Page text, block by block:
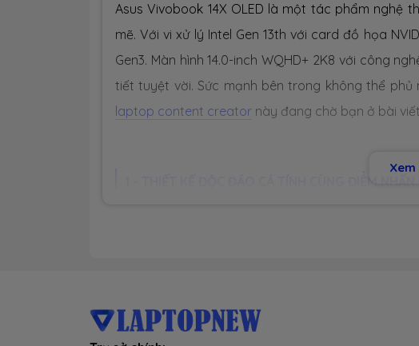
Asus Vivobook 14X OLED là một tác phẩm nghệ
mẽ. Với vi xử lý Intel Gen 13th với card đồ họa
Gen3. Màn hình 14.0-inch WQHD+ 2K8 với công
tiết tuyệt vời. Sức mạnh bên trong không thể
laptop content creator này đang chờ bạn ở bài
phần tinh tế vào thiết kế của
một tuyên bố về sự thanh lịch và gu thẩm mỹ của